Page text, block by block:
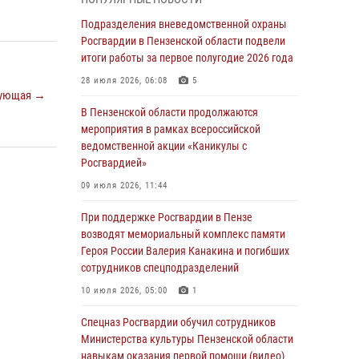
→
маскировавшейся под реабилитационный
центр (видео)
04 августа 2026, 07:05 4 1
В Управлении Росгвардии по Пензенской
полугодие 2026 года
04 августа 2026, 06:08
Росгвардия обеспечила безопасность
праздничных мероприятий в День ВДВ в
03 августа 2026, 07:14 1
В Пензе сотрудники Росгвардии задержали
мужчину, который криками и нецензурной
бранью напугал жильцов многоквартирного
03 августа 2026, 05:59
Подразделения вневедомственной охраны
Росгвардии в Пензенской области подвели
итоги работы за первое полугодие 2026 года
28 июля 2026, 06:08 5
В Пензенской области продолжаются
мероприятия в рамках всероссийской
ведомственной акции «Каникулы с
Росгвардией»
09 июля 2026, 11:44
При поддержке Росгвардии в Пензе
возводят мемориальный комплекс памяти
Героя России Валерия Канакина и погибших
сотрудников спецподразделений
10 июля 2026, 05:00 1
Спецназ Росгвардии обучил сотрудников
Министерства культуры Пензенской области
навыкам оказания первой помощи (видео)